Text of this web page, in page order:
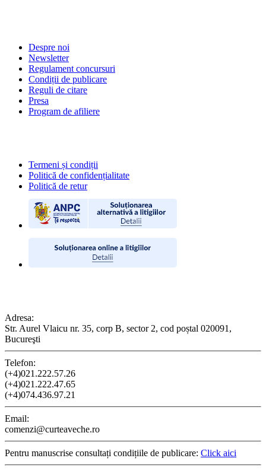
Despre noi
Newsletter
Regulament concursuri
Condiții de publicare
Reguli de citare
Presa
Program de afiliere
Termeni și condiții
Politică de confidențialitate
Politică de retur
Adresa:
Str. Aurel Vlaicu nr. 35, corp B, sector 2, cod poștal 020091,
Bucureşti
Telefon:
(+4)021.222.57.26
(+4)021.222.47.65
(+4)074.436.97.21
Email:
comenzi@curteaveche.ro
Pentru manuscrise consultați condițiile de publicare: Click aici